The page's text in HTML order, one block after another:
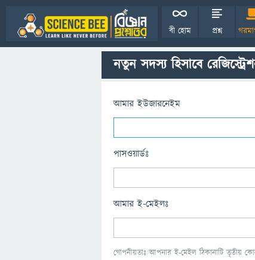
বী হোম প্রশ্ন
নতুন সদস্য হিসাবে
আমার ইউজারনেইম
পাসওয়ার্ডঃ
আমার ই-মেইলঃ
গোপনীয়তাঃ আপনার ই-মেইল ঠিকানাটি তৃতীয়